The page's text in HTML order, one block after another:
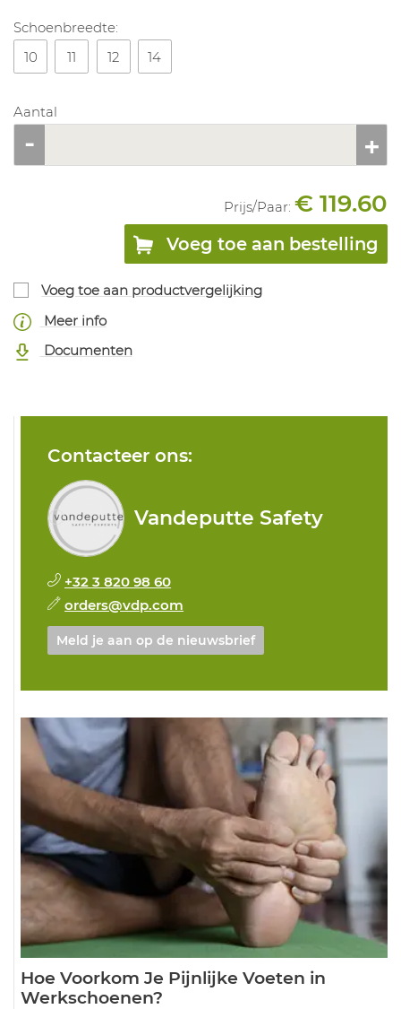
Schoenbreedte:
10
11 12 14
Aantal
Prijs/Paar: € 119.60
Voeg toe aan bestelling
Voeg toe aan productvergelijking
Meer info
Documenten
Contacteer ons:
Vandeputte Safety
+32 3 820 98 60
orders@vdp.com
Meld je aan op de nieuwsbrief
Hoe Voorkom Je Pijnlijke Voeten in
Werkschoenen?